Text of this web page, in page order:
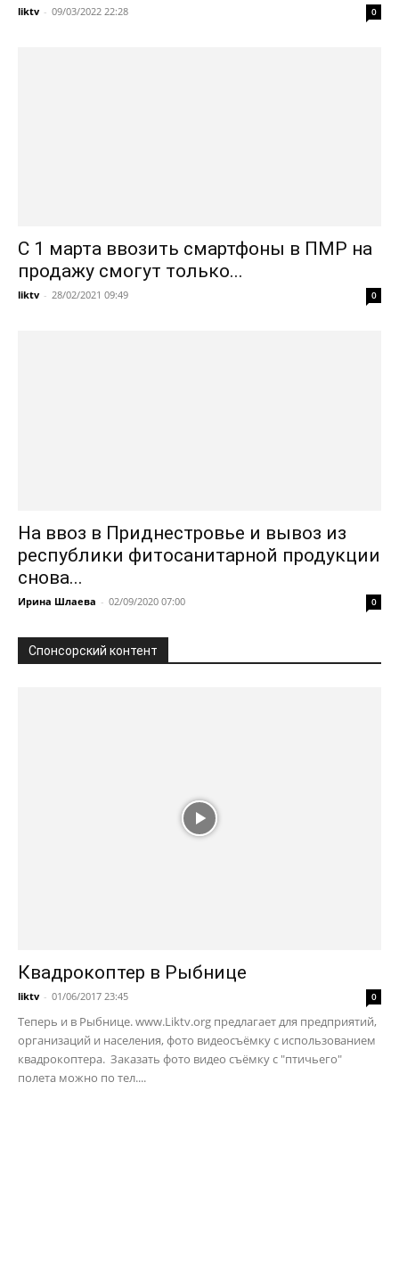
liktv - 09/03/2022 22:28 0
С 1 марта ввозить смартфоны в ПМР на
продажу смогут только...
liktv - 28/02/2021 09:49 0
На ввоз в Приднестровье и вывоз из
республики фитосанитарной продукции
снова...
Ирина Шлаева - 02/09/2020 07:00 0
Спонсорский контент
Квадрокоптер в Рыбнице
liktv - 01/06/2017 23:45 0
Теперь и в Рыбнице. www.Liktv.org предлагает для предприятий,
организаций и населения, фото видеосъёмку с использованием
квадрокоптера. Заказать фото видео съёмку с "птичьего"
полета можно по тел....